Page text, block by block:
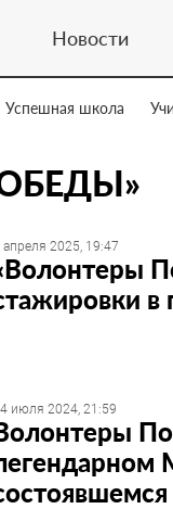
Новости
Успешная школа
апреля 2025, 19:47
в
июля 2024, 21:59